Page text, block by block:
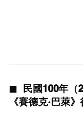
◼  民國100年（
《賽德克·巴萊